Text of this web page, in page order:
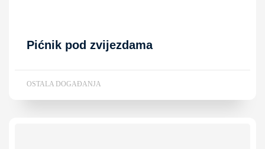
Pićnik pod zvijezdama
OSTALA DOGAĐANJA